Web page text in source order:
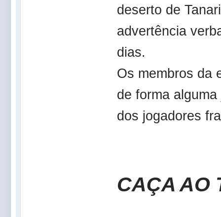
deserto de
advertência
dias.
Os membros da
de forma
dos jogadores
CAÇA AO